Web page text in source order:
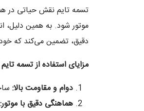
تسمه تایم نقش حیاتی در
موتور شود. به همین دلیل،
دقیق، تضمین می‌کند که
مزایای استفاده از تسمه
دوام و مقاومت بالا:
هماهنگی دقیق با موتور: